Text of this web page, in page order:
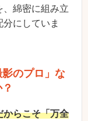
、綿密に組み立
にしていま
のプロ」な
からこそ「万全